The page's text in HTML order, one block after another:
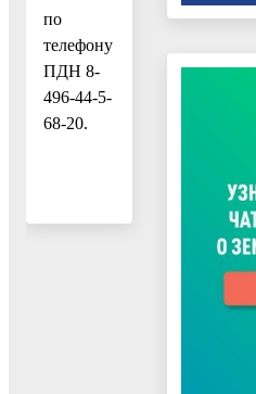
по
телефону
ПДН 8-
496-44-5-
68-20.